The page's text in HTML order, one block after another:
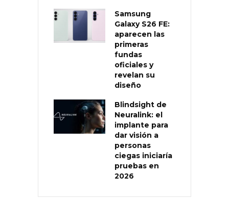
Samsung
Galaxy S26 FE:
aparecen las
primeras
fundas
oficiales y
revelan su
diseño
Blindsight de
Neuralink: el
implante para
dar visión a
personas
ciegas iniciaría
pruebas en
2026